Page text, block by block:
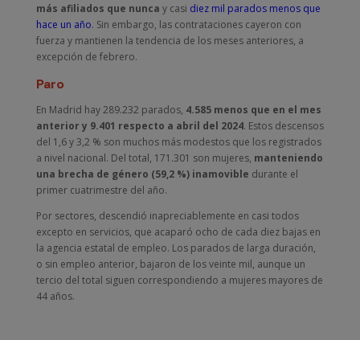
más afiliados que nunca y casi diez mil parados menos que
hace un año. Sin embargo, las contrataciones cayeron con
fuerza y mantienen la tendencia de los meses anteriores, a
excepción de febrero.
Paro
En Madrid hay 289.232 parados, 4.585 menos que en el mes
anterior y 9.401 respecto a abril del 2024. Estos descensos
del 1,6 y 3,2 % son muchos más modestos que los registrados
a nivel nacional. Del total, 171.301 son mujeres, manteniendo
una brecha de género (59,2 %) inamovible durante el
primer cuatrimestre del año.
Por sectores, descendió inapreciablemente en casi todos
excepto en servicios, que acaparó ocho de cada diez bajas en
la agencia estatal de empleo. Los parados de larga duración,
o sin empleo anterior, bajaron de los veinte mil, aunque un
tercio del total siguen correspondiendo a mujeres mayores de
44 años.